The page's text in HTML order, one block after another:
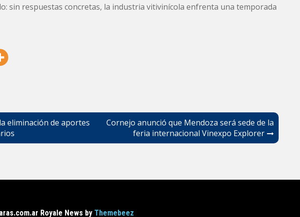
sin respuestas concretas, la industria vitivinícola enfrenta una temporada
eliminación de aportes
Cornejo anunció que Mendoza será sede de la
feria internacional Vinexpo Explorer
Royale News by Themebeez